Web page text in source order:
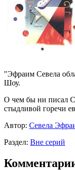
"Эфраим Севела
Шоу.
О чем бы ни писал
стыдливой горечи
Автор: Севела
Раздел: Вне серий